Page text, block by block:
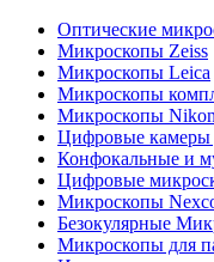
Оптические
Микроскопы Zeiss
Микроскопы Leica
Микроскопы
Микроскопы Nikon
Цифровые камеры
Конфокальные и
Цифровые
Микроскопы
Безокулярные
Микроскопы для